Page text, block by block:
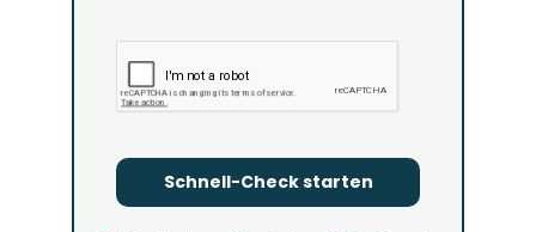
Schnell-Check starten